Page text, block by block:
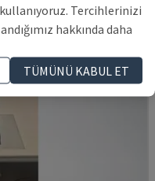
Tercihlerinizi
hakkında daha
TÜMÜNÜ KABUL ET